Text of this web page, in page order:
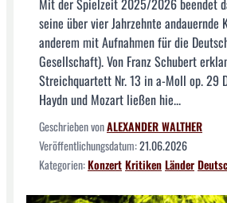
Mit der Spielzeit 2025/2026 beendet
seine über vier Jahrzehnte andauernde
anderem mit Aufnahmen für die
Gesellschaft). Von Franz Schubert
Streichquartett Nr. 13 in a-Moll op. 29
Haydn und Mozart ließen hie...
Geschrieben vonALEXANDER WALTHER
Veröffentlichungsdatum:21.06.2026
Kategorien:KonzertKritikenLänder